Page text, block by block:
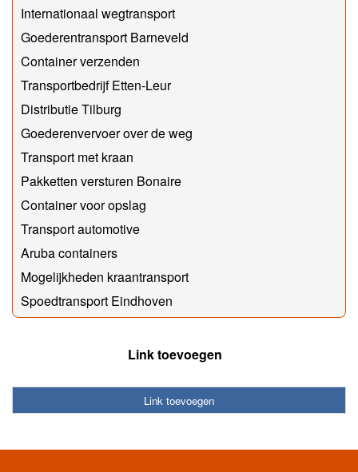
Internationaal wegtransport
Goederentransport Barneveld
Container verzenden
Transportbedrijf Etten-Leur
Distributie Tilburg
Goederenvervoer over de weg
Transport met kraan
Pakketten versturen Bonaire
Container voor opslag
Transport automotive
Aruba containers
Mogelijkheden kraantransport
Spoedtransport Eindhoven
Link toevoegen
Link toevoegen